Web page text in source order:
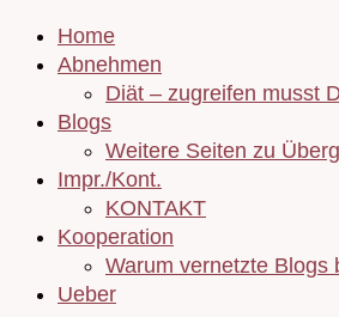
Home
Abnehmen
Diät – zugreifen musst
Blogs
Weitere Seiten zu
Impr./Kont.
KONTAKT
Kooperation
Warum vernetzte Blogs
Ueber